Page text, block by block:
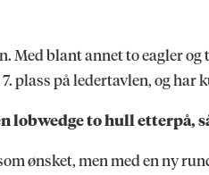
Med blant annet to eagler
plass på ledertavlen, og har
lobwedge to hull etterpå,
ønsket, men med en ny